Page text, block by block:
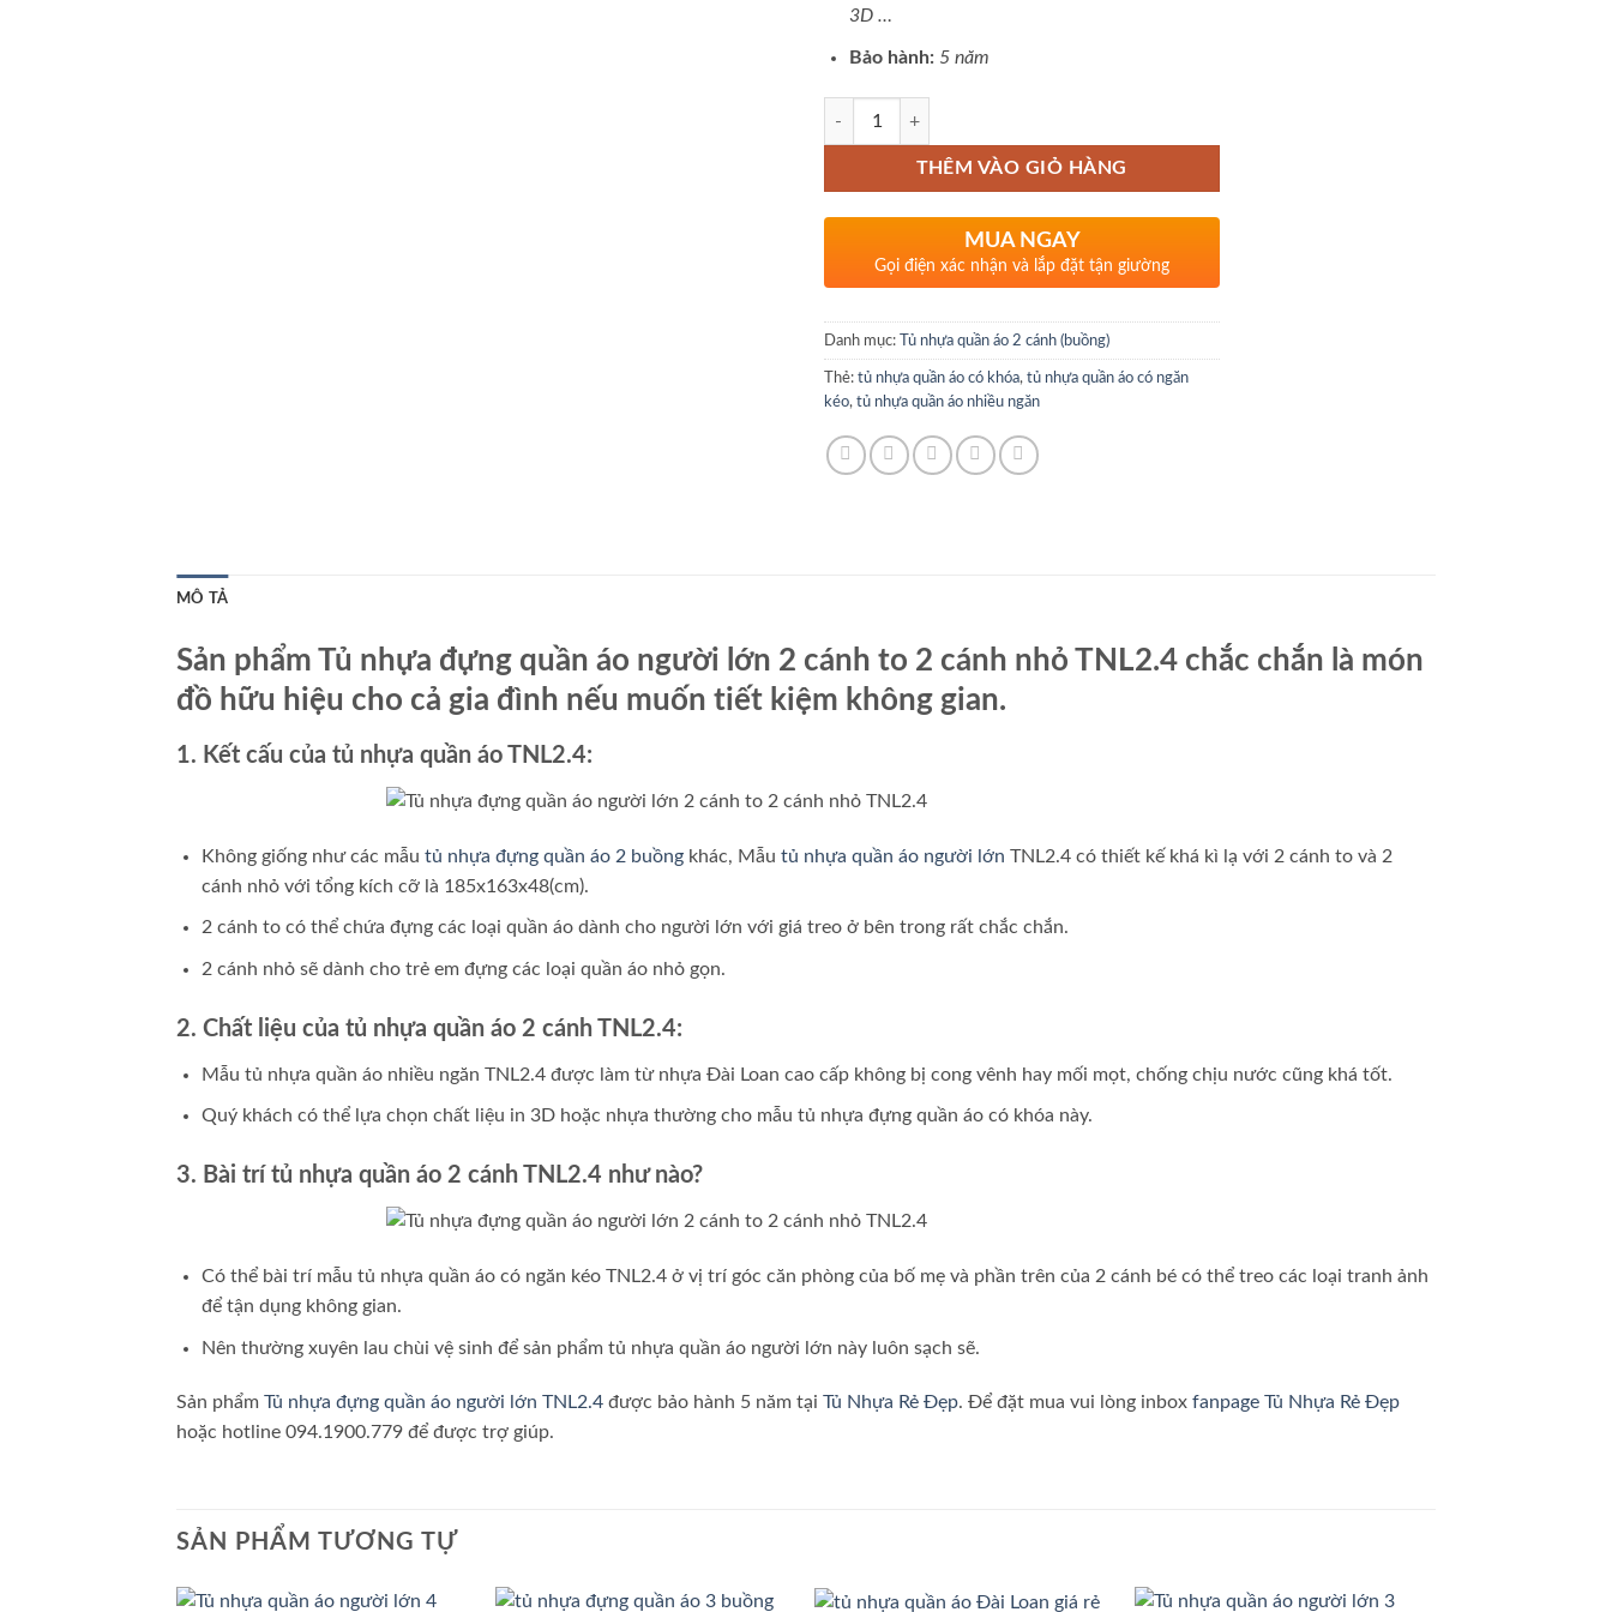
3D …
Bảo hành: 5 năm
Số lượng
THÊM VÀO GIỎ HÀNG
MUA NGAY
Gọi điện xác nhận và lắp đặt tận giường
Danh mục: Tủ nhựa quần áo 2 cánh (buồng)
Thẻ: tủ nhựa quần áo có khóa, tủ nhựa quần áo có ngăn
kéo, tủ nhựa quần áo nhiều ngăn
MÔ TẢ
Sản phẩm Tủ nhựa đựng quần áo người lớn 2 cánh to 2 cánh nhỏ TNL2.4 chắc chắn là món
đồ hữu hiệu cho cả gia đình nếu muốn tiết kiệm không gian.
1. Kết cấu của tủ nhựa quần áo TNL2.4:
Không giống như các mẫu tủ nhựa đựng quần áo 2 buồngkhác, Mẫu tủ nhựa quần áo người lớn TNL2.4 có thiết kế khá kì lạ với 2 cánh to và 2
cánh nhỏ với tổng kích cỡ là 185x163x48(cm).
2 cánh to có thể chứa đựng các loại quần áo dành cho người lớn với giá treo ở bên trong rất chắc chắn.
2 cánh nhỏ sẽ dành cho trẻ em đựng các loại quần áo nhỏ gọn.
2. Chất liệu của tủ nhựa quần áo 2 cánh TNL2.4:
Mẫu tủ nhựa quần áo nhiều ngăn TNL2.4 được làm từ nhựa Đài Loan cao cấp không bị cong vênh hay mối mọt, chống chịu nước cũng khá tốt.
Quý khách có thể lựa chọn chất liệu in 3D hoặc nhựa thường cho mẫu tủ nhựa đựng quần áo có khóa này.
3. Bài trí tủ nhựa quần áo 2 cánh TNL2.4 như nào?
Có thể bài trí mẫu tủ nhựa quần áo có ngăn kéo TNL2.4 ở vị trí góc căn phòng của bố mẹ và phần trên của 2 cánh bé có thể treo các loại tranh ảnh
để tận dụng không gian.
Nên thường xuyên lau chùi vệ sinh để sản phẩm tủ nhựa quần áo người lớn này luôn sạch sẽ.
Sản phẩm Tủ nhựa đựng quần áo người lớn TNL2.4 được bảo hành 5 năm tại Tủ Nhựa Rẻ Đẹp. Để đặt mua vui lòng inbox fanpage Tủ Nhựa Rẻ Đẹp
hoặc hotline 094.1900.779 để được trợ giúp.
SẢN PHẨM TƯƠNG TỰ